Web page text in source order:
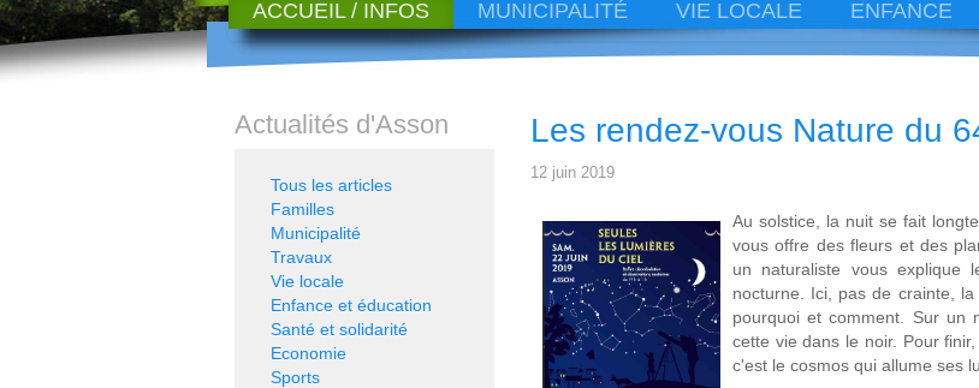
ACCUEIL / INFOS MUNICIPALITÉ VIE LOCALE ENFANCE
Les rendez-vous Nature du
12 juin 2019
Au solstice, la nuit se fait
vous offre des fleurs et des
un naturaliste vous explique
nocturne. Ici, pas de crainte,
pourquoi et comment. Sur un
cette vie dans le noir. Pour
c'est le cosmos qui allume ses
Actualités d'Asson
Tous les articles
Familles
Municipalité
Travaux
Vie locale
Enfance et éducation
Santé et solidarité
Economie
Sports